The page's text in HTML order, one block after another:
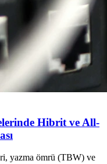
Hibrit ve All-
yazma ömrü (TBW) ve